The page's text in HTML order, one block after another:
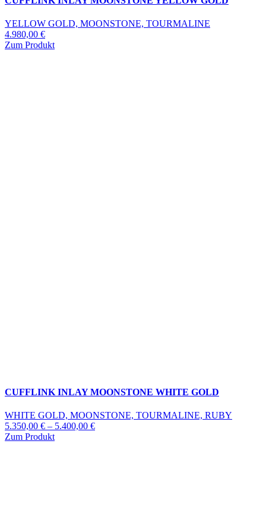
YELLOW GOLD, MOONSTONE, TOURMALINE
4.980,00 €
Zum Produkt
CUFFLINK INLAY MOONSTONE WHITE GOLD
WHITE GOLD, MOONSTONE, TOURMALINE, RUBY
5.350,00 € – 5.400,00 €
Zum Produkt